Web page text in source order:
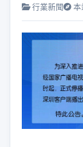
行業新聞